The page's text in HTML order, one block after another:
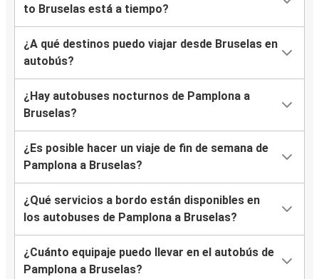
to Bruselas está a tiempo?
¿A qué destinos puedo viajar desde Bruselas en
autobús?
¿Hay autobuses nocturnos de Pamplona a
Bruselas?
¿Es posible hacer un viaje de fin de semana de
Pamplona a Bruselas?
¿Qué servicios a bordo están disponibles en
los autobuses de Pamplona a Bruselas?
¿Cuánto equipaje puedo llevar en el autobús de
Pamplona a Bruselas?